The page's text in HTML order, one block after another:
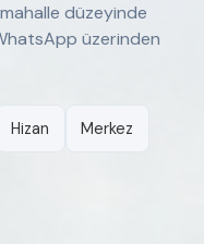
düzeyinde
üzerinden
Hizan Merkez